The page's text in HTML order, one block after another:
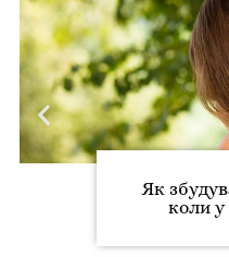
Як
коли у